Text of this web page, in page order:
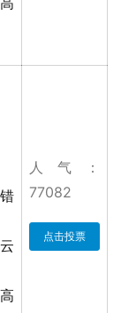
人气：
77082
点击投票